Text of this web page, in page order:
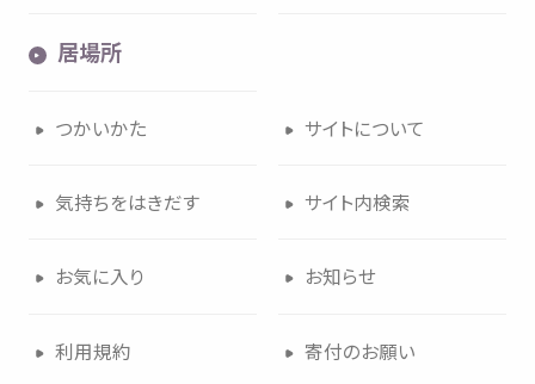
居場所
つかいかた サイトについて
気持ちをはきだす サイト内検索
お気に入り お知らせ
利用規約 寄付のお願い